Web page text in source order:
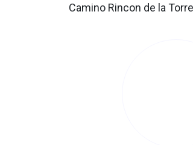
Camino Rincon de la